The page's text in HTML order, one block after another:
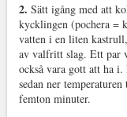
2. Sätt igång med att
kycklingen (pochera =
vatten i en liten
av valfritt slag. Ett par
också vara gott att ha
sedan ner
femton minuter.